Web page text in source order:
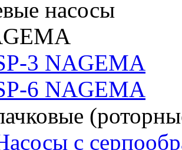
насосы
3 NAGEMA
6 NAGEMA
с